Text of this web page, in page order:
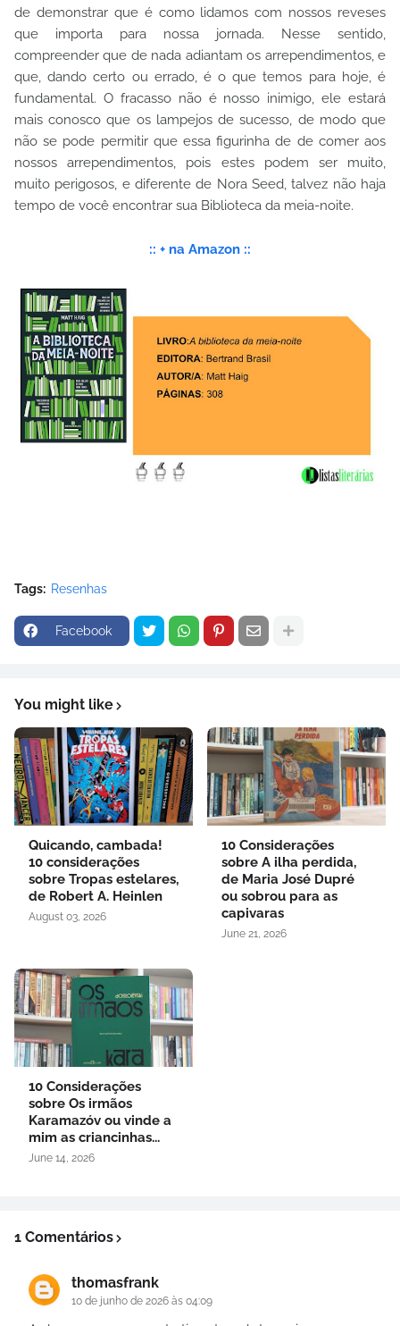
de demonstrar que é como lidamos com nossos reveses
que importa para nossa jornada. Nesse sentido,
compreender que de nada adiantam os arrependimentos, e
que, dando certo ou errado, é o que temos para hoje, é
fundamental. O fracasso não é nosso inimigo, ele estará
mais conosco que os lampejos de sucesso, de modo que
não se pode permitir que essa figurinha de de comer aos
nossos arrependimentos, pois estes podem ser muito,
muito perigosos, e diferente de Nora Seed, talvez não haja
tempo de você encontrar sua Biblioteca da meia-noite.
:: + na Amazon ::
Tags: Resenhas
Facebook
You might like
Quicando, cambada!
10 considerações
sobre Tropas estelares,
de Robert A. Heinlen
August 03, 2026
10 Considerações
sobre A ilha perdida,
de Maria José Dupré
ou sobrou para as
capivaras
June 21, 2026
10 Considerações
sobre Os irmãos
Karamazóv ou vinde a
mim as criancinhas...
June 14, 2026
1 Comentários
thomasfrank
10 de junho de 2026 às 04:09